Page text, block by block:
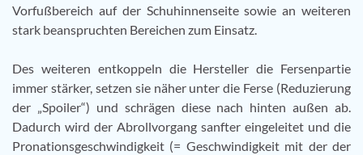
Vorfußbereich auf der Schuhinnenseite sowie an weiteren
stark beanspruchten Bereichen zum Einsatz.
Des weiteren entkoppeln die Hersteller die Fersenpartie
immer stärker, setzen sie näher unter die Ferse (Reduzierung
der „Spoiler“) und schrägen diese nach hinten außen ab.
Dadurch wird der Abrollvorgang sanfter eingeleitet und die
Pronationsgeschwindigkeit (= Geschwindigkeit mit der der